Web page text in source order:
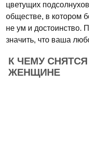
цветущих
обществе, в котором
не ум и достоинство.
значить, что ваша
К ЧЕМУ
ЖЕНЩИНЕ